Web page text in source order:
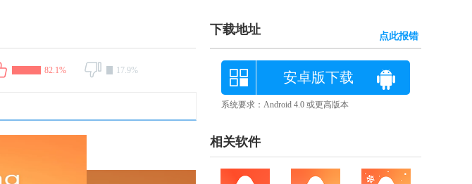
82.1% 17.9%
下载地址 点此报错
安卓版下载
系统要求：Android 4.0 或更高版本
相关软件